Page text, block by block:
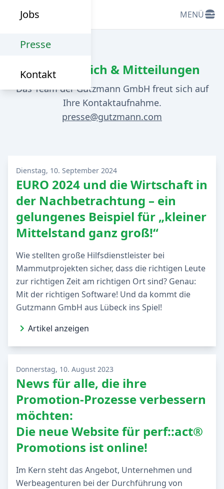
Jobs
Presse
Kontakt
MENÜ
Pressebereich & Mitteilungen
Das Team der Gutzmann GmbH freut sich auf
Ihre Kontaktaufnahme.
presse@gutzmann.com
Dienstag, 10. September 2024
EURO 2024 und die Wirtschaft in
der Nachbetrachtung – ein
gelungenes Beispiel für „kleiner
Mittelstand ganz groß!“
Wie stellten große Hilfsdienstleister bei
Mammutprojekten sicher, dass die richtigen Leute
zur richtigen Zeit am richtigen Ort sind? Genau:
Mit der richtigen Software! Und da kommt die
Gutzmann GmbH aus Lübeck ins Spiel!
Artikel anzeigen
Donnerstag, 10. August 2023
News für alle, die ihre
Promotion-Prozesse verbessern
möchten:
Die neue Website für perf::act®
Promotions ist online!
Im Kern steht das Angebot, Unternehmen und
Werbeagenturen bei der Durchführung von